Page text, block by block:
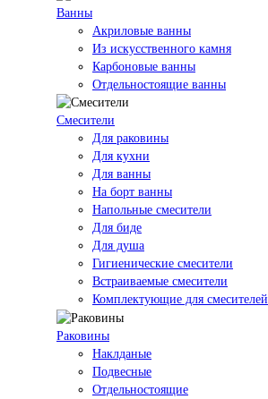
Ванны
Акриловые ванны
Из искусственного камня
Карбоновые ванны
Отдельностоящие ванны
Смесители
Для раковины
Для кухни
Для ванны
На борт ванны
Напольные смесители
Для биде
Для душа
Гигиенические смесители
Встраиваемые смесители
Комплектующие для смесителей
Раковины
Наклданые
Подвесные
Отдельностоящие